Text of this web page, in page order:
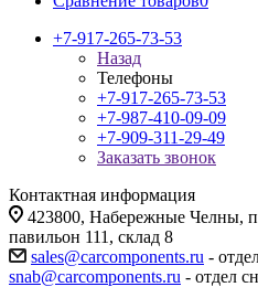
+7-917-265-73-53
Назад
Телефоны
+7-917-265-73-53
+7-987-410-09-09
+7-909-311-29-49
Заказать звонок
Контактная информация
423800, Набережные Челны,
павильон 111, склад 8
sales@carcomponents.ru -
snab@carcomponents.ru - отдел